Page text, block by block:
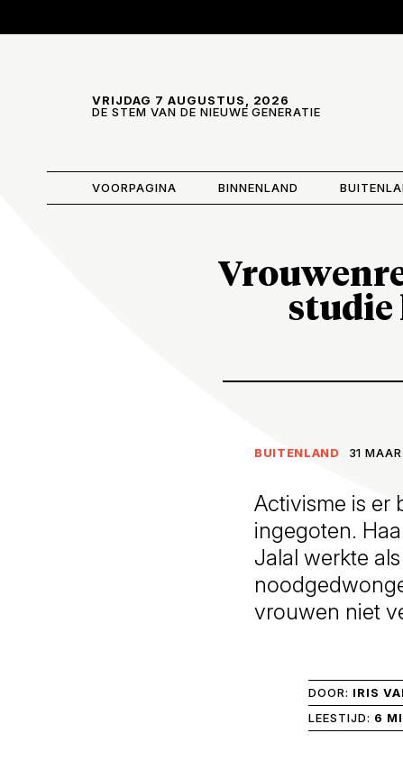
VRIJDAG 7 AUGUSTUS, 2026
DE STEM VAN DE NIEUWE GENERATIE
VOORPAGINA BINNENLAND
studie
BUITENLAND 31
Activisme is er
ingegoten.
Jalal werkte
vrouwen niet
DOOR: IRIS
LEESTIJD: 6